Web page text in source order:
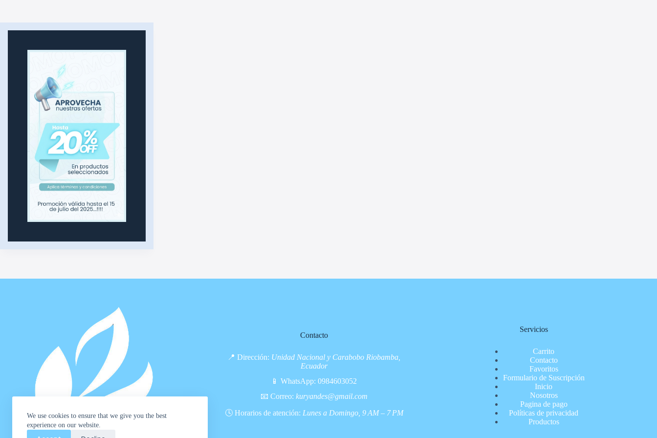
We use cookies to ensure that we give you the best
experience on our website.
Contacto
📍 Dirección: Unidad Nacional y Carabobo Riobamba,
Ecuador
📱 WhatsApp: 0984603052
📧 Correo: kuryandes@gmail.com
🕓 Horarios de atención: Lunes a Domingo, 9 AM – 7 PM
Servicios
Carrito
Contacto
Favoritos
Formulario de Suscripción
Inicio
Nosotros
Pagina de pago
Políticas de privacidad
Productos